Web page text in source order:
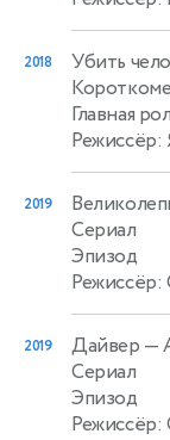
2018 Убить
Главная
Режиссёр:
2019
Сериал
Эпизод
Режиссёр:
2019 Дайвер —
Сериал
Эпизод